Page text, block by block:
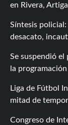
en Rivera,
Síntesis
desacato,
Se suspendió
la
Liga de Fútbol
mitad de
Congreso de